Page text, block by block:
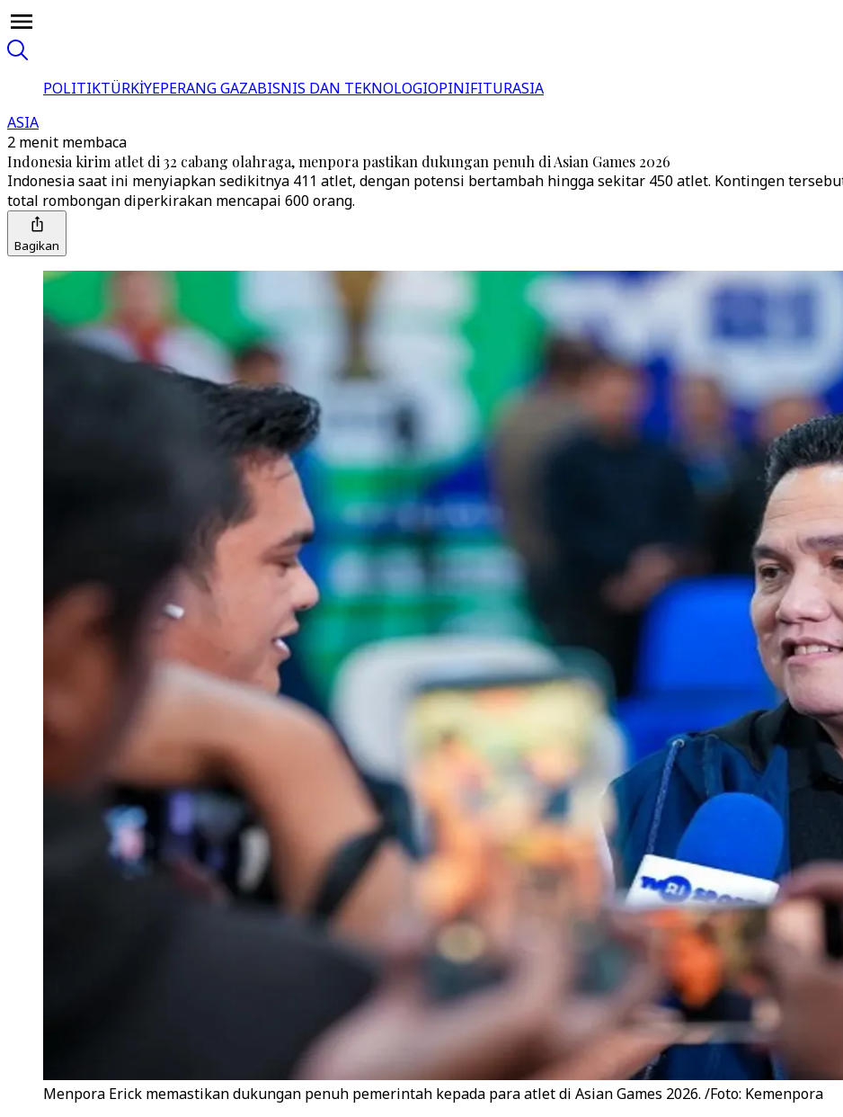
POLITIKTÜRKİYEPERANG GAZABISNIS DAN TEKNOLOGIOPINIFITURASIA
ASIA
2 menit membaca
Indonesia kirim atlet di 32 cabang olahraga, menpora pastikan dukungan penuh di Asian Games 2026
Indonesia saat ini menyiapkan sedikitnya 411 atlet, dengan potensi bertambah hingga sekitar 450 atlet. Kontingen
total rombongan diperkirakan mencapai 600 orang.
Bagikan
Menpora Erick memastikan dukungan penuh pemerintah kepada para atlet di Asian Games 2026. /Foto: Kemenpora